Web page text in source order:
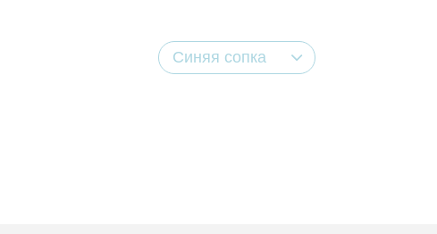
Синяя сопка